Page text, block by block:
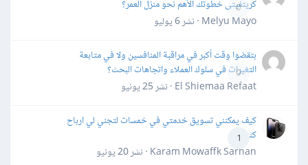
0
كريتفيتى خطوتك الأهم نحو منزل العمر؟
Melyu Mayo · نشر
6 يوليو
0
بتقضوا وقت أكبر في مراقبة المنافسين ولا في متابعة
التغيرات في سلوك العملاء واتجاهات البحث؟
El Shiemaa Refaat · نشر
25 يونيو
1
كيف يمكنني تسويق خدمتي في خمسات لتجني لي ارباح
كثيرة
Karam Mowaffk Sarhan · نشر
20 يونيو